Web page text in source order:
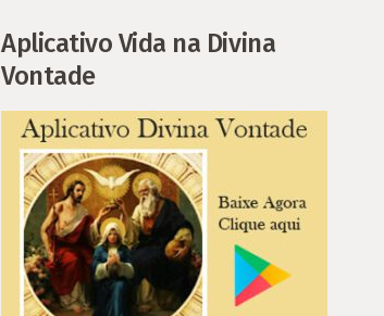
Aplicativo Vida na Divina
Vontade